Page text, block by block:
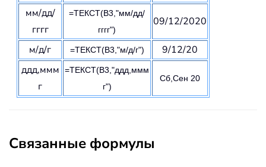
мм/дд/
гггг
=ТЕКСТ(B3,"мм/дд/
гггг")
09/12/2020
м/д/г =ТЕКСТ(B3,"м/д/г")
9/12/20
ддд,ммм
г
=ТЕКСТ(B3,"ддд,ммм
г")
Сб,Сен 20
Связанные формулы